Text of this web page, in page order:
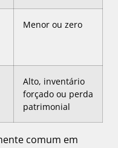
Menor ou zero
Alto, inventário
forçado ou perda
patrimonial
comum em